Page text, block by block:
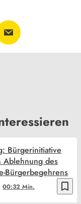
bookmark_border
00:32 Min.
Bürgerinitiative
Ablehnung des
Bürgerbegehrens